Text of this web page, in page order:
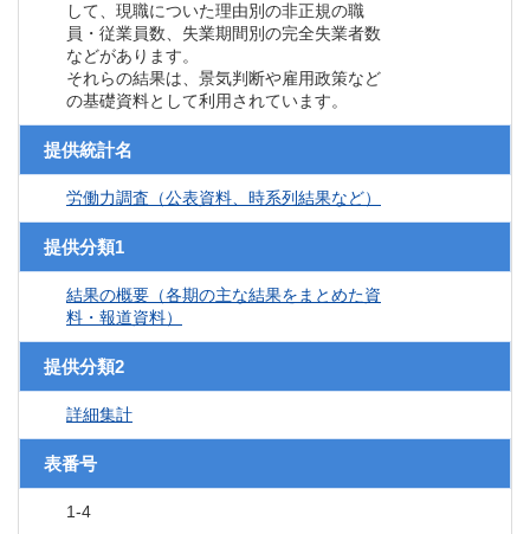
して、現職についた理由別の非正規の職
員・従業員数、失業期間別の完全失業者数
などがあります。
それらの結果は、景気判断や雇用政策など
の基礎資料として利用されています。
提供統計名
労働力調査（公表資料、時系列結果など）
提供分類1
結果の概要（各期の主な結果をまとめた資
料・報道資料）
提供分類2
詳細集計
表番号
1-4